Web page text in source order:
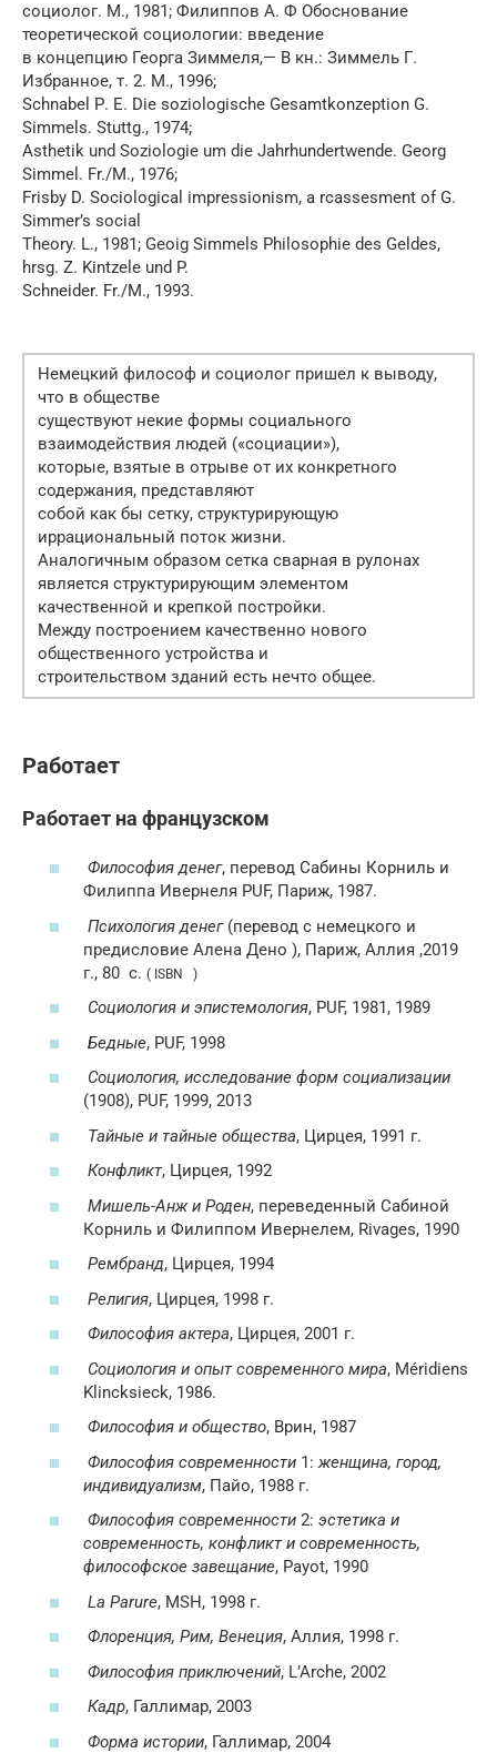
социолог. М., 1981; Филиппов А. Ф Обоснование
теоретической социологии: введение
в концепцию Георга Зиммеля,— В кн.: Зиммель Г.
Избранное, т. 2. М., 1996;
Schnabel Р. Е. Die soziologische Gesamtkonzeption G.
Simmels. Stuttg., 1974;
Asthetik und Soziologie um die Jahrhundertwende. Georg
Simmel. Fr./M., 1976;
Frisby D. Sociological impressionism, a rcassesment of G.
Simmer’s social
Theory. L., 1981; Geoig Simmels Philosophie des Geldes,
hrsg. Z. Kintzele und P.
Schneider. Fr./M., 1993.
Немецкий философ и социолог пришел к выводу,
что в обществе
существуют некие формы социального
взаимодействия людей («социации»),
которые, взятые в отрыве от их конкретного
содержания, представляют
собой как бы сетку, структурирующую
иррациональный поток жизни.
Аналогичным образом сетка сварная в рулонах
является структурирующим элементом
качественной и крепкой постройки.
Между построением качественно нового
общественного устройства и
строительством зданий есть нечто общее.
Работает
Работает на французском
Философия денег, перевод Сабины Корниль и
Филиппа Ивернеля PUF, Париж, 1987.
Психология денег(перевод с немецкого и
предисловие Алена Дено ), Париж, Аллия ,2019
г., 80 с. ( ISBN )
Социология и эпистемология, PUF, 1981, 1989
Бедные, PUF, 1998
Социология, исследование форм социализации
(1908), PUF, 1999, 2013
Тайные и тайные общества, Цирцея, 1991 г.
Конфликт, Цирцея, 1992
Мишель-Анж и Роден, переведенный Сабиной
Корниль и Филиппом Ивернелем, Rivages, 1990
Рембранд, Цирцея, 1994
Религия, Цирцея, 1998 г.
Философия актера, Цирцея, 2001 г.
Социология и опыт современного мира, Méridiens
Klincksieck, 1986.
Философия и общество, Врин, 1987
Философия современности 1: женщина, город,
индивидуализм, Пайо, 1988 г.
Философия современности 2: эстетика и
современность, конфликт и современность,
философское завещание, Payot, 1990
La Parure, MSH, 1998 г.
Флоренция, Рим, Венеция, Аллия, 1998 г.
Философия приключений, L’Arche, 2002
Кадр, Галлимар, 2003
Форма истории, Галлимар, 2004